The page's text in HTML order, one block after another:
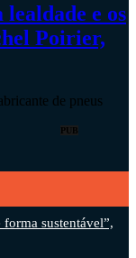
e os
Poirier,
de pneus
PUB
sustentável”,